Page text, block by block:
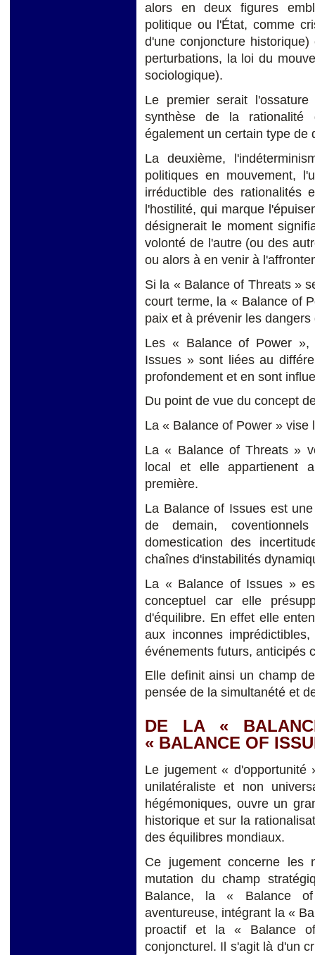
alors en deux figures
politique ou l'État, comme
d'une conjoncture
perturbations, la loi du
sociologique).
Le premier serait
synthèse de la rationalité
également un certain type de
La deuxième,
politiques en mouvement,
irréductible des rationalités
l'hostilité, qui marque
désignerait le moment
volonté de l'autre (ou des
ou alors à en venir à
Si la « Balance of Threats »
court terme, la « Balance of
paix et à prévenir les
Les « Balance of Power
Issues » sont liées au
profondement et en sont
Du point de vue du concept
La « Balance of Power » vise
La « Balance of Threats »
local et elle appartienent
première.
La Balance of Issues est
de demain,
domestication des
chaînes d'instabilités
La « Balance of Issues »
conceptuel car elle
d'équilibre. En effet elle
aux inconnes
événements futurs, anticipés
Elle definit ainsi un champ
pensée de la simultanété et
DE LA «
« BALANCE OF
Le jugement « d'opportunité
unilatéraliste et non
hégémoniques, ouvre un
historique et sur la
des équilibres mondiaux.
Ce jugement concerne les
mutation du champ
Balance, la « Balance
aventureuse, intégrant la «
proactif et la « Balance
conjoncturel. Il s'agit là d'un